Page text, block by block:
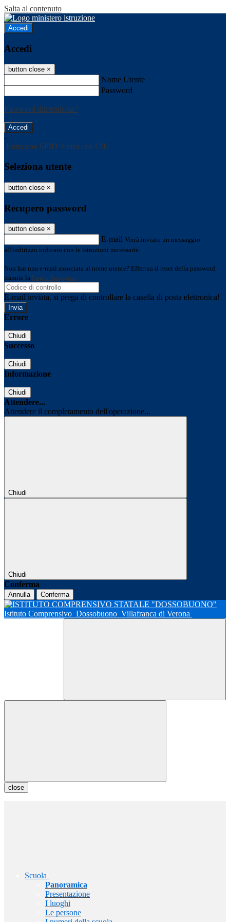
Salta al contenuto
Accedi
Accedi
button close ×
Nome Utente
Password
Password dimenticata?
-
Entra con SPID Entra con CIE
Seleziona utente
button close ×
Recupero password
button close ×
E-mail Verrà inviato un messaggio
all'indirizzo indicato con le istruzioni necessarie.
Non hai una e-mail associata al nome utente? Effettua il reset della password
tramite la Login Spaggiari
E-mail inviata, si prega di controllare la casella di posta elettronica!
Errore
Chiudi
Successo
Chiudi
Informazione
Chiudi
Attendere...
Attendere il completamento dell'operazione...
Chiudi
Chiudi
Conferma
Annulla Conferma
Istituto Comprensivo Dossobuono Villafranca di Verona
close
Scuola
Panoramica
Presentazione
I luoghi
Le persone